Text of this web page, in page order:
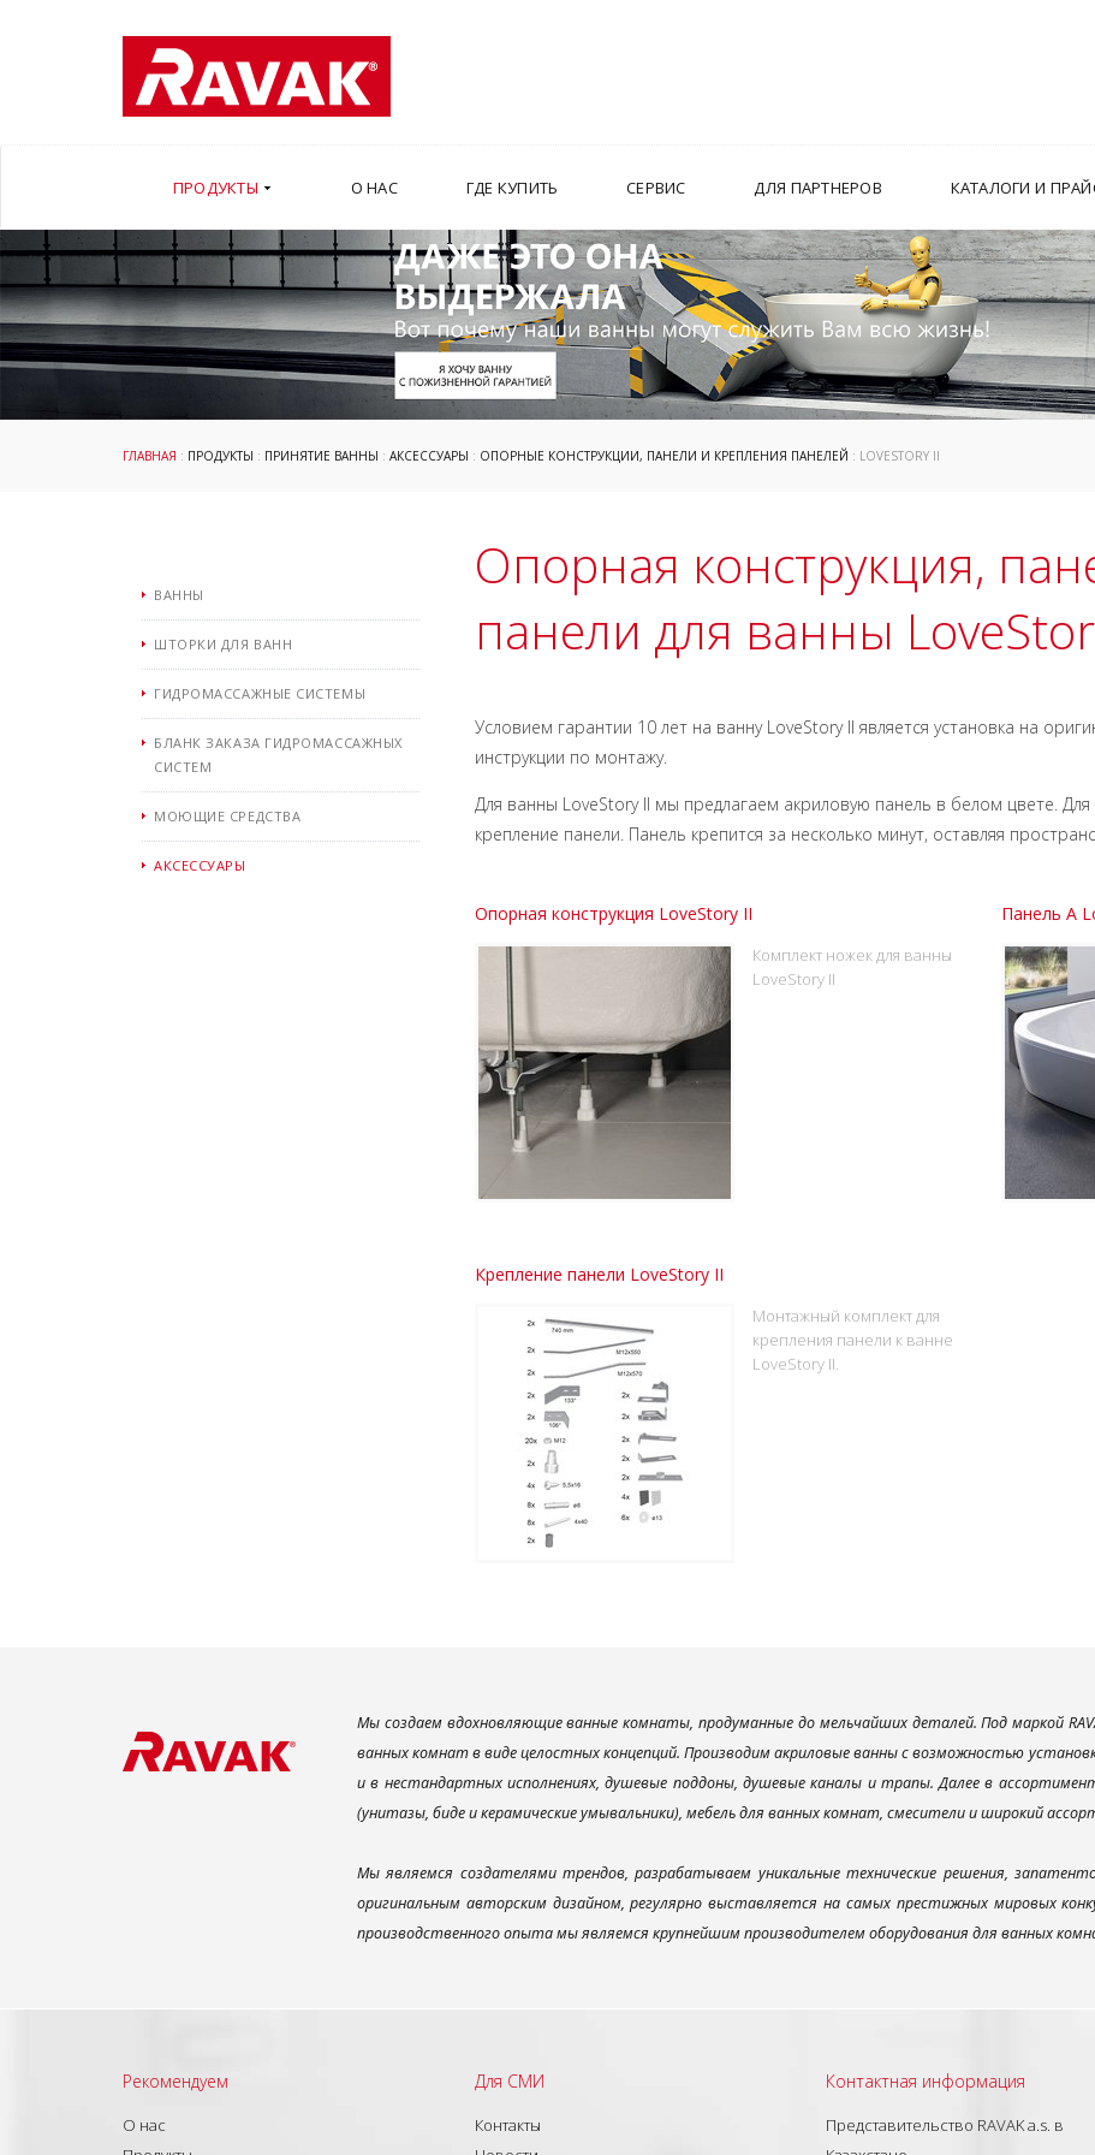
ПРОДУКТЫ О НАС ГДЕ КУПИТЬ СЕРВИС ДЛЯ ПАРТНЕРОВ КАТАЛОГИ И
ГЛАВНАЯ : ПРОДУКТЫ : ПРИНЯТИЕ ВАННЫ : АКСЕССУАРЫ : ОПОРНЫЕ КОНСТРУКЦИИ, ПАНЕЛИ И КРЕПЛЕНИЯ ПАНЕЛЕЙ : LOVESTORY II
ВАННЫ
ШТОРКИ ДЛЯ ВАНН
ГИДРОМАССАЖНЫЕ СИСТЕМЫ
БЛАНК ЗАКАЗА ГИДРОМАССАЖНЫХ
СИСТЕМ
МОЮЩИЕ СРЕДСТВА
АКСЕССУАРЫ
Опорная конструкция,
панели для ванны
Условием гарантии 10 лет на ванну LoveStory II является установка на
инструкции по монтажу.
Для ванны LoveStory II мы предлагаем акриловую панель в белом цвете.
крепление панели. Панель крепится за несколько минут, оставляя
Опорная конструкция LoveStory II
Комплект ножек для ванны
LoveStory II
Панель A
Крепление панели LoveStory II
Монтажный комплект для
крепления панели к ванне
LoveStory II.
Мы создаем вдохновляющие ванные комнаты, продуманные до мельчайших деталей. Под маркой
ванных комнат в виде целостных концепций. Производим акриловые ванны с возможностью
и в нестандартных исполнениях, душевые поддоны, душевые каналы и трапы. Далее в
(унитазы, биде и керамические умывальники), мебель для ванных комнат, смесители и широкий
Мы являемся создателями трендов, разрабатываем уникальные технические решения,
оригинальным авторским дизайном, регулярно выставляется на самых престижных мировых
производственного опыта мы являемся крупнейшим производителем оборудования для ванных
Рекомендуем
О нас
Для СМИ
Контакты
Контактная информация
Представительство RAVAK a.s. в